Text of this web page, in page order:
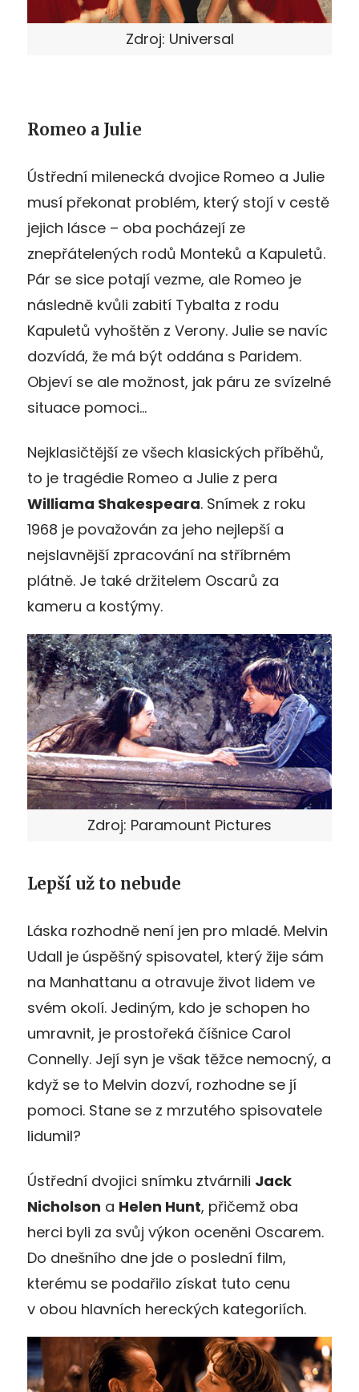
Zdroj: Universal
Romeo a Julie
Ústřední milenecká dvojice Romeo a Julie
musí překonat problém, který stojí v cestě
jejich lásce – oba pocházejí ze
znepřátelených rodů Monteků a Kapuletů.
Pár se sice potají vezme, ale Romeo je
následně kvůli zabití Tybalta z rodu
Kapuletů vyhoštěn z Verony. Julie se navíc
dozvídá, že má být oddána s Paridem.
Objeví se ale možnost, jak páru ze svízelné
situace pomoci…
Nejklasičtější ze všech klasických příběhů,
to je tragédie Romeo a Julie z pera
Williama Shakespeara. Snímek z roku
1968 je považován za jeho nejlepší a
nejslavnější zpracování na stříbrném
plátně. Je také držitelem Oscarů za
kameru a kostýmy.
Zdroj: Paramount Pictures
Lepší už to nebude
Láska rozhodně není jen pro mladé. Melvin
Udall je úspěšný spisovatel, který žije sám
na Manhattanu a otravuje život lidem ve
svém okolí. Jediným, kdo je schopen ho
umravnit, je prostořeká číšnice Carol
Connelly. Její syn je však těžce nemocný, a
když se to Melvin dozví, rozhodne se jí
pomoci. Stane se z mrzutého spisovatele
lidumil?
Ústřední dvojici snímku ztvárnili Jack
Nicholson a Helen Hunt, přičemž oba
herci byli za svůj výkon oceněni Oscarem.
Do dnešního dne jde o poslední film,
kterému se podařilo získat tuto cenu
v obou hlavních hereckých kategoriích.